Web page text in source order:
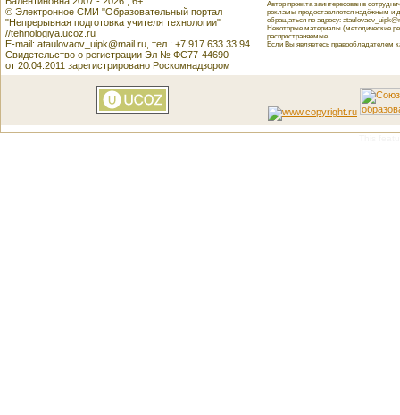
© Электронное СМИ "Образовательный портал
"Непрерывная подготовка учителя технологии"
//tehnologiya.ucoz.ru
E-mail: ataulovaov_uipk@mail.ru, тел.: +7 917 633 33 94
Свидетельство о регистрации Эл № ФС77-44690
от 20.04.2011 зарегистрировано Роскомнадзором
Автор проекта заинтересован в
рекламы предоставляется надёжным и
обращаться по адресу:
Некоторые материалы (методические
распространяемые.
Если Вы являетесь правообладателем